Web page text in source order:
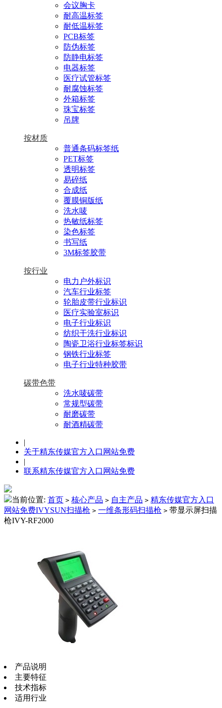
会议胸卡
耐高温标签
耐低温标签
PCB标签
防伪标签
防静电标签
电器标签
医疗试管标签
耐腐蚀标签
外箱标签
珠宝标签
吊牌
按材质
普通条码标签纸
PET标签
透明标签
易碎纸
合成纸
覆膜铜版纸
洗水唛
热敏纸标签
染色标签
书写纸
3M标签胶带
按行业
电力户外标识
汽车行业标签
轮胎皮带行业标识
医疗实验室标识
电子行业标识
纺织干洗行业标识
陶瓷卫浴行业标签标识
钢铁行业标签
电子行业特种胶带
碳带色带
洗水唛碳带
常规型碳带
耐磨碳带
耐酒精碳带
|
关于精东传媒官方入口网站免费
|
联系精东传媒官方入口网站免费
当前位置: 首页 > 核心产品 > 自主产品 > 精东传媒官方入口
网站免费IVYSUN扫描枪 > 一维条形码扫描枪 > 带显示屏扫描
枪IVY-RF2000
产品说明
主要特征
技术指标
适用行业